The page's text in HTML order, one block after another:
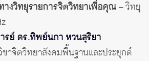
างวิทยุรายการจิตวิทยาเพื่อคุณ– วิทยุ
รย์ ดร.ทิพย์นภา หวนสุริยา
ชาจิตวิทยาสังคมพื้นฐานและประยุกต์